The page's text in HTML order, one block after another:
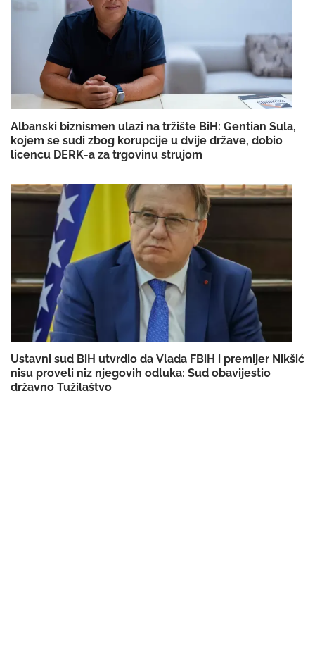
Albanski biznismen ulazi na tržište BiH: Gentian Sula,
kojem se sudi zbog korupcije u dvije države, dobio
licencu DERK-a za trgovinu strujom
Ustavni sud BiH utvrdio da Vlada FBiH i premijer Nikšić
nisu proveli niz njegovih odluka: Sud obavijestio
državno Tužilaštvo